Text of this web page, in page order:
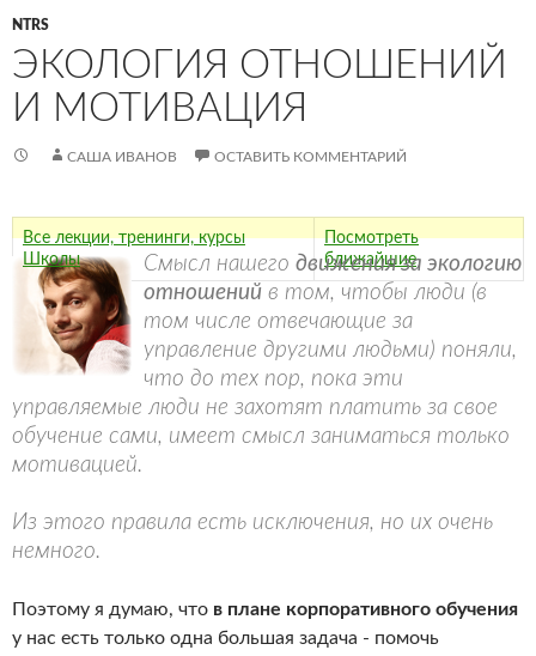
NTRS
ЭКОЛОГИЯ ОТНОШЕНИЙ
И МОТИВАЦИЯ
САША ИВАНОВ ОСТАВИТЬ КОММЕНТАРИЙ
Все лекции, тренинги, курсы
Школы
Посмотреть
ближайшие
Смысл нашего движения за экологию
отношений в том, чтобы люди (в
том числе отвечающие за
управление другими людьми) поняли,
что до тех пор, пока эти
управляемые люди не захотят платить за свое
обучение сами, имеет смысл заниматься только
мотивацией.
Из этого правила есть исключения, но их очень
немного.
Поэтому я думаю, что в плане корпоративного обучения
у нас есть только одна большая задача - помочь